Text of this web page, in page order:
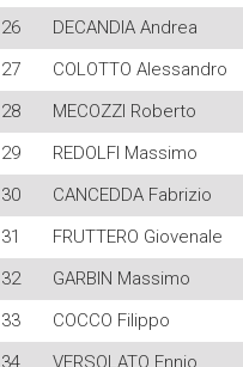
26 DECANDIA Andrea
27 COLOTTO Alessandro
28 MECOZZI Roberto
29 REDOLFI Massimo
30 CANCEDDA Fabrizio
31 FRUTTERO Giovenale
32 GARBIN Massimo
33 COCCO Filippo
34 VERSOLATO Ennio